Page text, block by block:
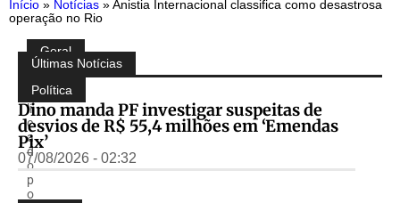
Início » Notícias » Anistia Internacional classifica como desastrosa
operação no Rio
Compartilhe:
Geral
P
b
li
c
a
d
o
p
o
Últimas Notícias
Política
Dino manda PF investigar suspeitas de
desvios de R$ 55,4 milhões em ‘Emendas
Pix’
07/08/2026 - 02:32